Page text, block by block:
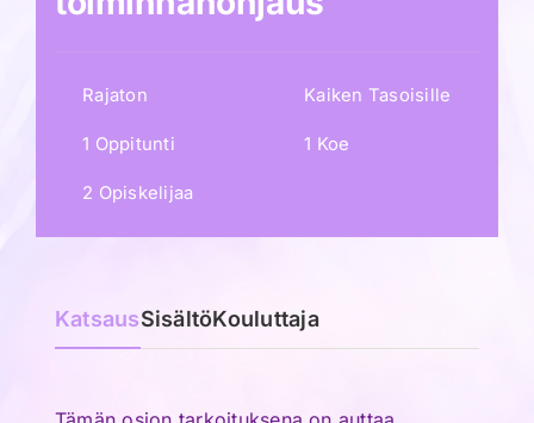
Rajaton Kaiken Tasoisille
1 Oppitunti 1 Koe
2 Opiskelijaa
KatsausSisältöKouluttaja